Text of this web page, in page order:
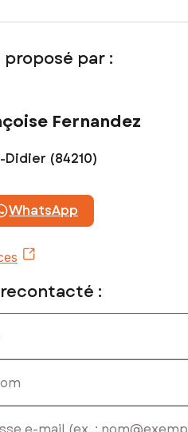
: Françoise FERNANDEZ,
: francoise.fernandez@safti.fr -
au RSAC de AVIGNON
par :
Fernandez
Didier (84210)
WhatsApp
: